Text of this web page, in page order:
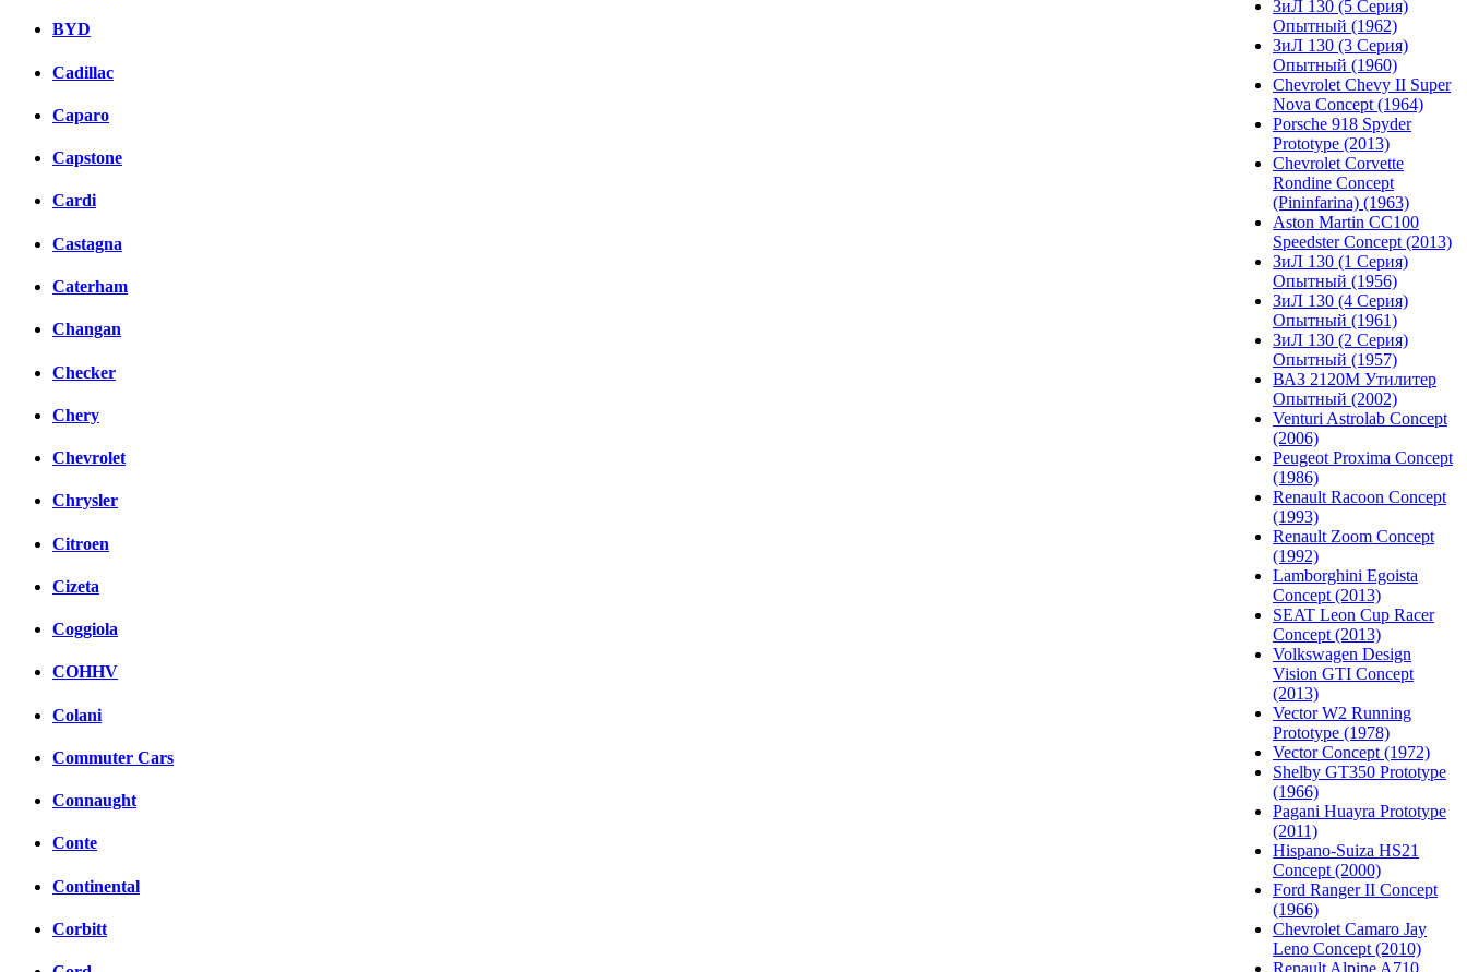
BYD
Cadillac
Caparo
Capstone
Cardi
Castagna
Caterham
Changan
Checker
Chery
Chevrolet
Chrysler
Citroen
Cizeta
Coggiola
COHHV
Colani
Commuter Cars
Connaught
Conte
Continental
Corbitt
ЗиЛ 130 (5 Серия)
Опытный (1962)
ЗиЛ 130 (3 Серия)
Опытный (1960)
Chevrolet Chevy II Super
Nova Concept (1964)
Porsche 918 Spyder
Prototype (2013)
Chevrolet Corvette
Rondine Concept
(Pininfarina) (1963)
Aston Martin CC100
Speedster Concept (2013)
ЗиЛ 130 (1 Серия)
Опытный (1956)
ЗиЛ 130 (4 Серия)
Опытный (1961)
ЗиЛ 130 (2 Серия)
Опытный (1957)
ВАЗ 2120М Утилитер
Опытный (2002)
Venturi Astrolab Concept
(2006)
Peugeot Proxima Concept
(1986)
Renault Racoon Concept
(1993)
Renault Zoom Concept
(1992)
Lamborghini Egoista
Concept (2013)
SEAT Leon Cup Racer
Concept (2013)
Volkswagen Design
Vision GTI Concept
(2013)
Vector W2 Running
Prototype (1978)
Vector Concept (1972)
Shelby GT350 Prototype
(1966)
Pagani Huayra Prototype
(2011)
Hispano-Suiza HS21
Concept (2000)
Ford Ranger II Concept
(1966)
Chevrolet Camaro Jay
Leno Concept (2010)